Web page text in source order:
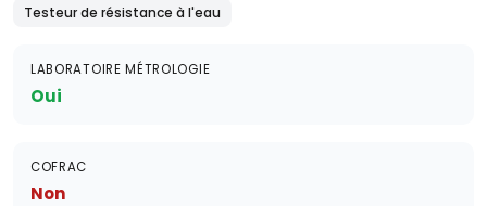
Testeur de résistance à l'eau
LABORATOIRE MÉTROLOGIE
Oui
COFRAC
Non